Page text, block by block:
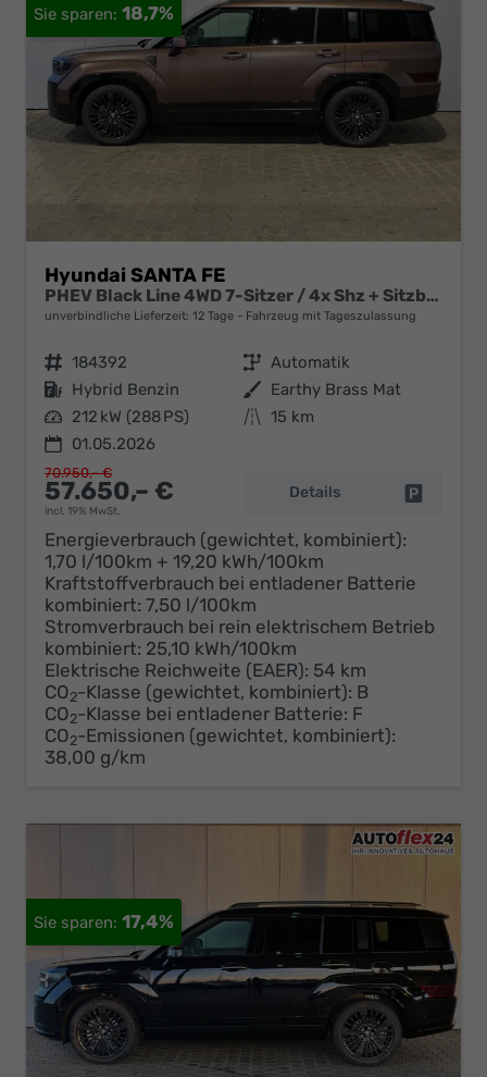
18,7%
Hyundai SANTA FE
PHEV Black Line 4WD 7-Sitzer / 4x Shz + Sitzbelüftung ACC Head-Up 360° Kam. Leder Alu 20"
unverbindliche Lieferzeit: 12 Tage Fahrzeug mit Tageszulassung
Fahrzeugnr. 184392 Getriebe Automatik
Kraftstoff Hybrid Benzin Außenfarbe Earthy Brass Mat
Leistung 212 kW (288 PS) Kilometerstand 15 km
01.05.2026
57.650,– €
incl. 19% MwSt.
70.950,– €
Details
Energieverbrauch (gewichtet, kombiniert):
1,70 l/100km + 19,20 kWh/100km
Kraftstoffverbrauch bei entladener Batterie
kombiniert: 7,50 l/100km
Stromverbrauch bei rein elektrischem Betrieb
kombiniert: 25,10 kWh/100km
Elektrische Reichweite (EAER): 54 km
CO2-Klasse (gewichtet, kombiniert): B
CO2-Klasse bei entladener Batterie: F
CO2-Emissionen (gewichtet, kombiniert):
38,00 g/km
17,4%